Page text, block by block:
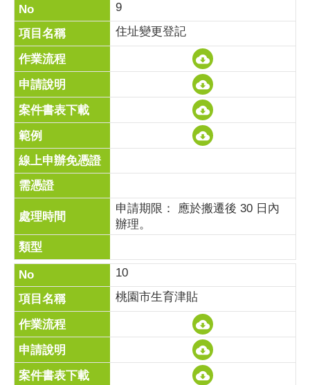
9
住址變更登記
申請期限： 應於搬遷後 30 日內
辦理。
10
桃園市生育津貼